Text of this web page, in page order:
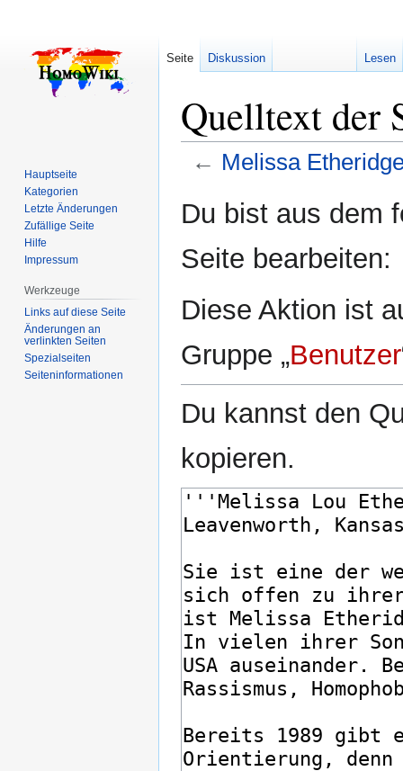
Quelltext der
← Melissa
Navigation
Suche
Du bist aus dem
Seite bearbeiten:
Diese Aktion ist
Gruppe „Benutzer
Du kannst den
kopieren.
Seite Diskussion Lesen
Hauptseite
Kategorien
Letzte Änderungen
Zufällige Seite
Hilfe
Impressum
Werkzeuge
Links auf diese Seite
Änderungen an
verlinkten Seiten
Spezialseiten
Seiten­­informationen